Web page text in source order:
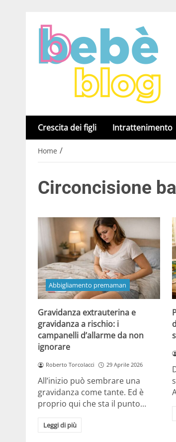
Crescita dei figli Intrattenimento
Home /
Circoncisione
Abbigliamento premaman
Gravidanza extrauterina e
gravidanza a rischio: i
campanelli d’allarme da non
ignorare
Roberto Torcolacci 29 Aprile 2026
All’inizio può sembrare una
gravidanza come tante. Ed è
proprio qui che sta il punto…
Leggi di più